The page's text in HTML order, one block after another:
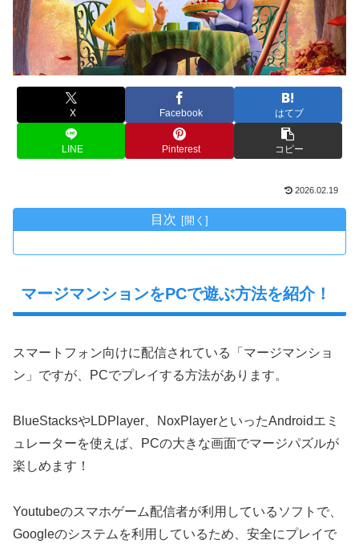
X Facebook はてブ
LINE Pinterest コピー
2026.02.19
目次
マージマンションをPCで遊ぶ方法を紹介！
スマートフォン向けに配信されている「マージマンショ
ン」ですが、PCでプレイする方法があります。
BlueStacksやLDPlayer、NoxPlayerといったAndroidエミ
ュレーターを使えば、PCの大きな画面でマージパズルが
楽しめます！
Youtubeのスマホゲーム配信者が利用しているソフトで、
Googleのシステムを利用しているため、安全にプレイで